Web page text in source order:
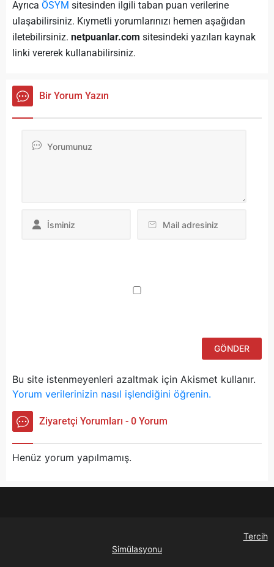
Ayrıca ÖSYM sitesinden ilgili taban puan verilerine
ulaşabilirsiniz. Kıymetli yorumlarınızı hemen aşağıdan
iletebilirsiniz. netpuanlar.com sitesindeki yazıları kaynak
linki vererek kullanabilirsiniz.
Bir Yorum Yazın
Bu site istenmeyenleri azaltmak için Akismet kullanır.
Yorum verilerinizin nasıl işlendiğini öğrenin.
Ziyaretçi Yorumları - 0 Yorum
Henüz yorum yapılmamış.
Tercih
Simülasyonu